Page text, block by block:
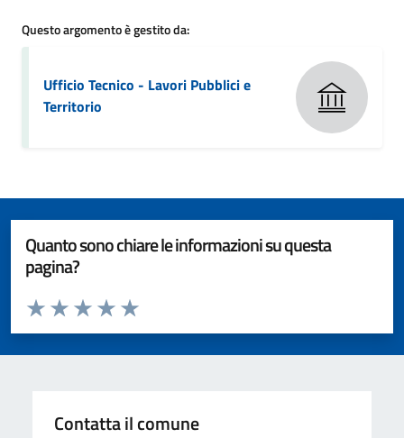
Questo argomento è gestito da:
Ufficio Tecnico - Lavori Pubblici e
Territorio
Quanto sono chiare le informazioni su questa
pagina?
Valuta da 1 a 5 stelle la pagina
Valuta 5 stelle su 5
Valuta 4 stelle su 5
Valuta 3 stelle su 5
Valuta 2 stelle su 5
Valuta 1 stelle su 5
Contatta il comune